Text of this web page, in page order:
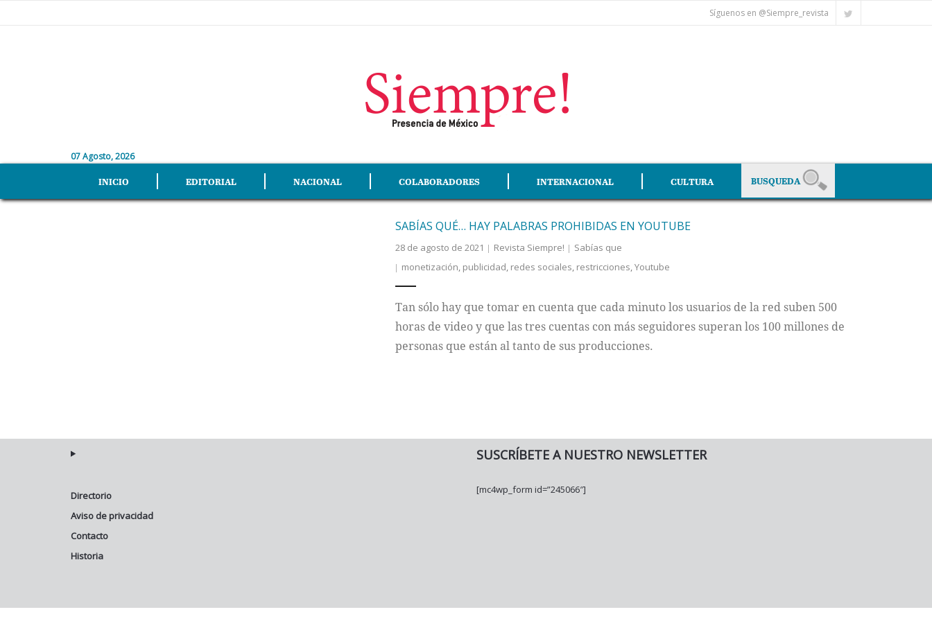
Síguenos en @Siempre_revista
07 Agosto, 2026
INICIO EDITORIAL NACIONAL COLABORADORES INTERNACIONAL CULTURA
SABÍAS QUÉ… HAY PALABRAS PROHIBIDAS EN YOUTUBE
28 de agosto de 2021 Revista Siempre!
Sabías que
monetización, publicidad, redes sociales, restricciones,Youtube
Tan sólo hay que tomar en cuenta que cada minuto los usuarios de la red suben 500
horas de video y que las tres cuentas con más seguidores superan los 100 millones de
personas que están al tanto de sus producciones.
Directorio
Aviso de privacidad
Contacto
Historia
SUSCRÍBETE A NUESTRO NEWSLETTER
[mc4wp_form id=”245066″]